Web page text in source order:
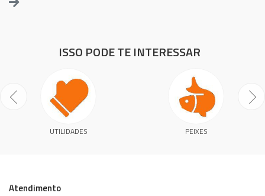
ISSO PODE TE INTERESSAR
UTILIDADES PEIXES
Atendimento